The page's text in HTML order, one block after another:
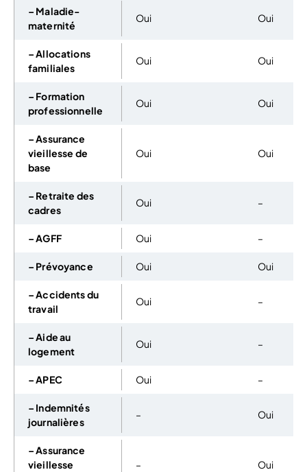
– Maladie-
maternité
Oui Oui
– Allocations
familiales
Oui Oui
– Formation
professionnelle
Oui Oui
– Assurance
vieillesse de
base
Oui Oui
– Retraite des
cadres
Oui –
– AGFF Oui –
– Prévoyance Oui Oui
– Accidents du
travail
Oui –
– Aide au
logement
Oui –
– APEC Oui –
– Indemnités
journalières
– Oui
– Assurance
vieillesse
– Oui